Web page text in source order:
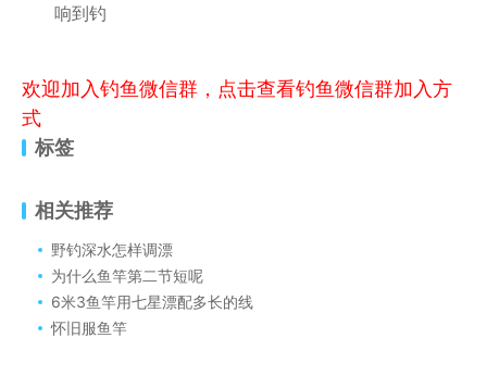
响到钓
欢迎加入钓鱼微信群，点击查看钓鱼微信群加入方
式
标签
相关推荐
野钓深水怎样调漂
为什么鱼竿第二节短呢
6米3鱼竿用七星漂配多长的线
怀旧服鱼竿